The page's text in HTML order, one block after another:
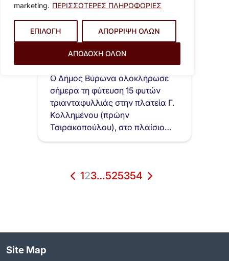
marketing. ΠΕΡΙΣΣΟΤΕΡΕΣ ΠΛΗΡΟΦΟΡΙΕΣ
ΕΠΙΛΟΓΗ ΑΠΟΡΡΙΨΗ ΟΛΩΝ
ΑΠΟΔΟΧΗ ΟΛΩΝ
14 Ιουλίου 2026
Φύτευση τριανταφυλλιών
στην πλατεία Γ. Κολλημένου(
Ο Δήμος Βύρωνα ολοκλήρωσε
σήμερα τη φύτευση 15 φυτών
τριανταφυλλιάς στην πλατεία Γ.
Κολλημένου (πρώην
Τσιρακοπούλου), στο πλαίσιο
των παρεμβάσεων…
123…525354
Site Map